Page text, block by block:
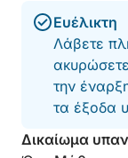
Ευέλικτη
Λάβετε
την
τα έξοδα
Δικαίωμα